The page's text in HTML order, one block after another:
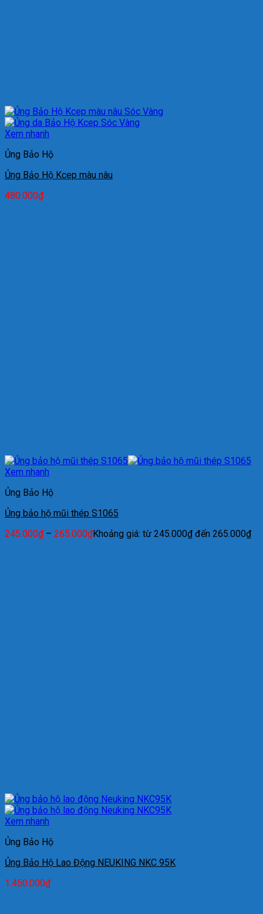
Xem nhanh
Ủng Bảo Hộ
Ủng Bảo Hộ Kcep màu nâu
480.000₫
Xem nhanh
Ủng Bảo Hộ
Ủng bảo hộ mũi thép S1065
245.000₫ – 265.000₫Khoảng giá: từ 245.000₫ đến 265.000₫
Xem nhanh
Ủng Bảo Hộ
Ủng Bảo Hộ Lao Động NEUKING NKC 95K
1.450.000₫